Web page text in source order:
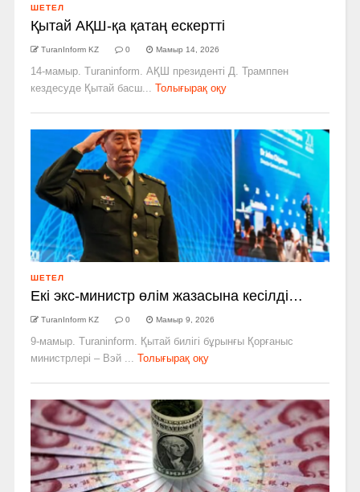
ШЕТЕЛ
Қытай АҚШ-қа қатаң ескертті
TuranInform KZ 0 Мамыр 14, 2026
14-мамыр. Turaninform. АҚШ президенті Д. Трамппен
кездесуде Қытай басш...
Толығырақ оқу
ШЕТЕЛ
Екі экс-министр өлім жазасына кесілді…
TuranInform KZ 0 Мамыр 9, 2026
9-мамыр. Turaninform. Қытай билігі бұрынғы Қорғаныс
министрлері – Вэй ...
Толығырақ оқу